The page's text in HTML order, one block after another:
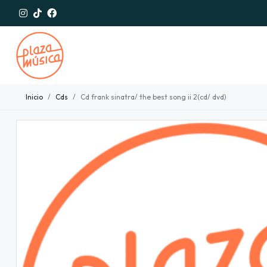
Inicio Cds Cd frank sinatra/ the best song ii 2(cd/ dvd)